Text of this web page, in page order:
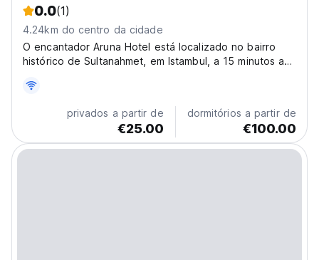
0.0(1)
4.24km do centro da cidade
O encantador Aruna Hotel está localizado no bairro
histórico de Sultanahmet, em Istambul, a 15 minutos a
Bazar.
privados a partir de
€25.00
dormitórios a partir de
€100.00